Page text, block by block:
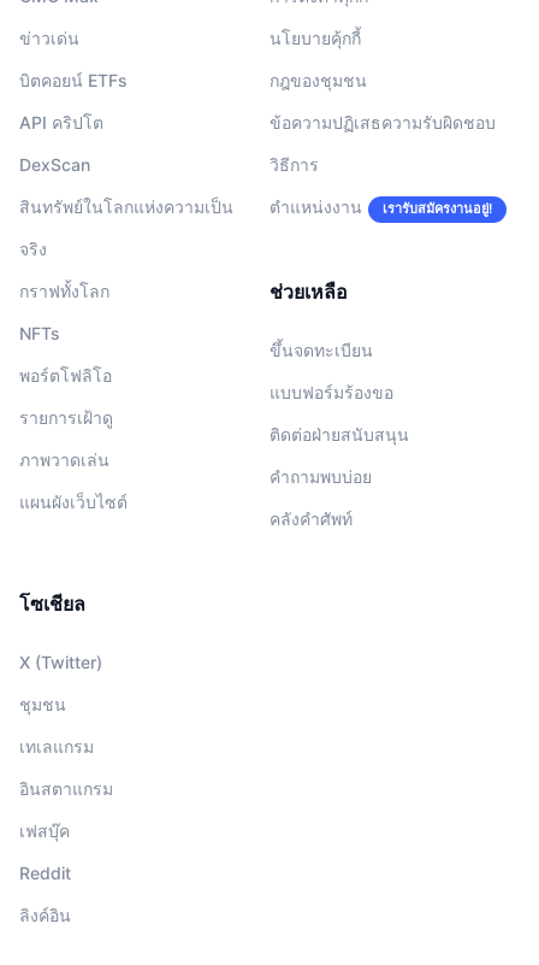
ข่าวเด่น
บิตคอยน์ ETFs
API คริปโต
DexScan
สินทรัพย์ในโลกแห่งความเป็น
จริง
กราฟทั้งโลก
NFTs
พอร์ตโฟลิโอ
รายการเฝ้าดู
ภาพวาดเล่น
แผนผังเว็บไซต์
นโยบายคุ้กกี้
กฎของชุมชน
ข้อความปฏิเสธความรับผิดชอบ
วิธีการ
ตำแหน่งงาน เรารับสมัครงานอยู่!
ช่วยเหลือ
ขึ้นจดทะเบียน
แบบฟอร์มร้องขอ
ติดต่อฝ่ายสนับสนุน
คำถามพบบ่อย
คลังคำศัพท์
โซเชียล
X (Twitter)
ชุมชน
เทเลแกรม
อินสตาแกรม
เฟสบุ๊ค
Reddit
ลิงค์อิน